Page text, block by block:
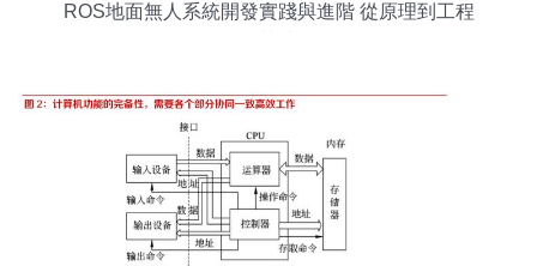
ROS地面無人系統開發實踐與進階 從原理到工程